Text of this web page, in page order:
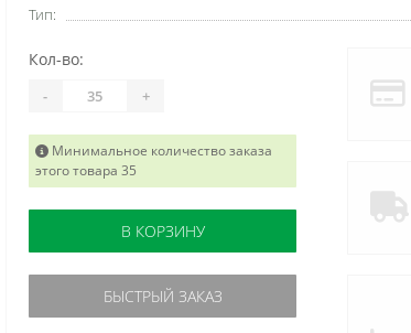
Тип:
Кол-во:
- +
Минимальное количество заказа
этого товара 35
В КОРЗИНУ
БЫСТРЫЙ ЗАКАЗ